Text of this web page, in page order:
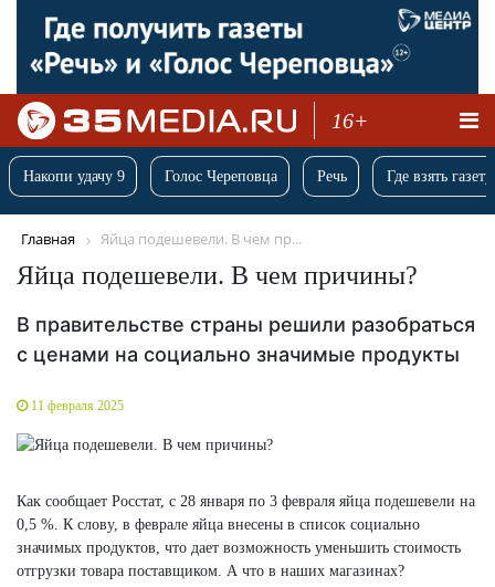
16+
Накопи удачу 9 Голос Череповца Речь Где взять
Главная Яйца подешевели. В чем пр...
Яйца подешевели. В чем причины?
В правительстве страны решили разобраться
с ценами на социально значимые продукты
11 февраля 2025
Как сообщает Росстат, с 28 января по 3 февраля яйца подешевели на
0,5 %. К слову, в феврале яйца внесены в список социально
значимых продуктов, что дает возможность уменьшить стоимость
отгрузки товара поставщиком. А что в наших магазинах?